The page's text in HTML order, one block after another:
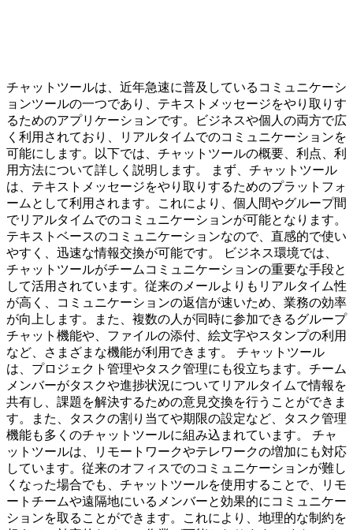
チャットツールは、近年急速に普及しているコミュニケーシ
ョンツールの一つであり、テキストメッセージをやり取りす
るためのアプリケーションです。ビジネスや個人の両方で広
く利用されており、リアルタイムでのコミュニケーションを
可能にします。以下では、チャットツールの概要、利点、利
用方法について詳しく説明します。 まず、チャットツール
は、テキストメッセージをやり取りするためのプラットフォ
ームとして利用されます。これにより、個人間やグループ間
でリアルタイムでのコミュニケーションが可能となります。
テキストベースのコミュニケーションなので、直感的で使い
やすく、迅速な情報交換が可能です。 ビジネス環境では、
チャットツールがチームコミュニケーションの重要な手段と
して活用されています。従来のメールよりもリアルタイム性
が高く、コミュニケーションの返信が速いため、業務の効率
が向上します。また、複数の人が同時に参加できるグループ
チャット機能や、ファイルの添付、絵文字やスタンプの利用
など、さまざまな機能が利用できます。 チャットツール
は、プロジェクト管理やタスク管理にも役立ちます。チーム
メンバーがタスクや進捗状況についてリアルタイムで情報を
共有し、課題を解決するための意見交換を行うことができま
す。また、タスクの割り当てや期限の設定など、タスク管理
機能も多くのチャットツールに組み込まれています。 チャ
ットツールは、リモートワークやテレワークの増加にも対応
しています。従来のオフィスでのコミュニケーションが難し
くなった場合でも、チャットツールを使用することで、リモ
ートチームや遠隔地にいるメンバーと効果的にコミュニケー
ションを取ることができます。これにより、地理的な制約を